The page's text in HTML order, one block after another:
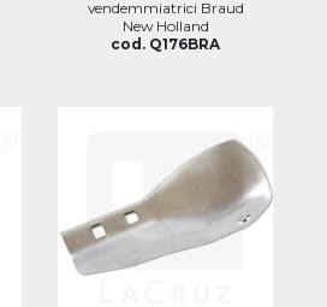
vendemmiatrici Braud
New Holland
cod. Q176BRA